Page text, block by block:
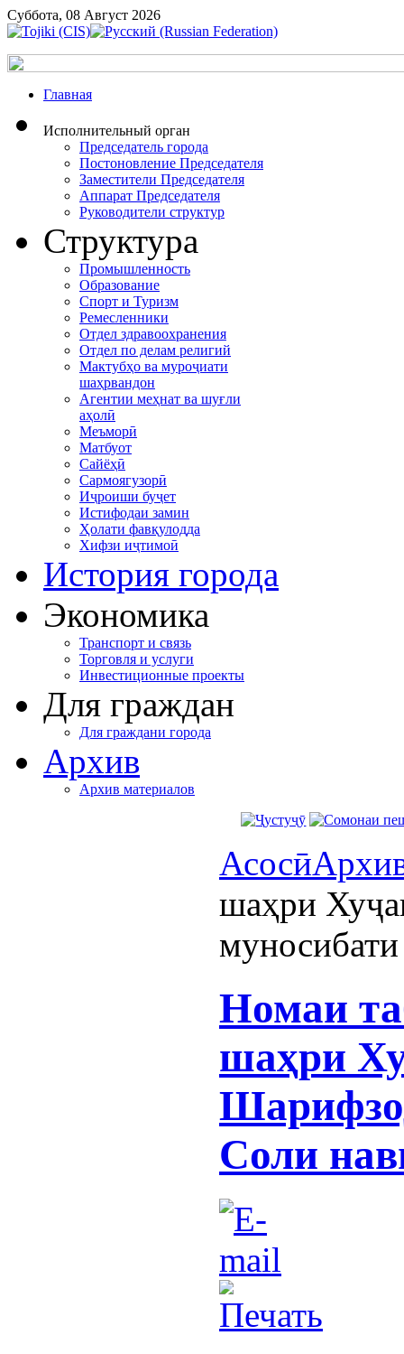
Суббота, 08 Август 2026
Главная
Исполнительный орган
Председатель города
Постоновление Председателя
Заместители Председателя
Аппарат Председателя
Руководители структур
Структура
Промышленность
Образование
Спорт и Туризм
Ремесленники
Отдел здравоохранения
Отдел по делам религий
Мактубҳо ва муроҷиати
шаҳрвандон
Агентии меҳнат ва шуғли
аҳолӣ
Меъморӣ
Матбуот
Сайёҳӣ
Сармоягузорӣ
Иҷроиши буҷет
Истифодаи замин
Ҳолати фавқулодда
Хифзи иҷтимоӣ
История города
Экономика
Транспорт и связь
Торговля и услуги
Инвестиционные проекты
Для граждан
Для граждани города
Архив
Архив материалов
Асосӣ
шаҳри
Номаи
шаҳри
Соли